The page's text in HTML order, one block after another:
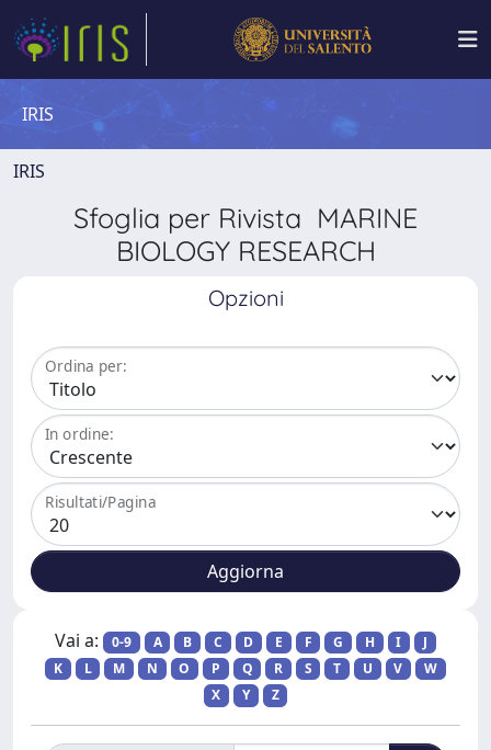
IRIS
IRIS
Sfoglia per Rivista MARINE
BIOLOGY RESEARCH
Opzioni
Ordina per:
In ordine:
Risultati/Pagina
Vai a: 0-9 A B C D E F G H I
J
K
L M N O P Q R S T U V
W
X
Y Z